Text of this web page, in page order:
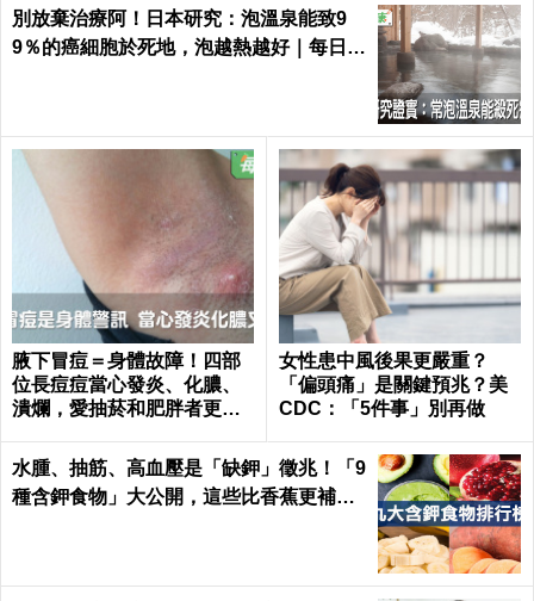
別放棄治療阿！日本研究：泡溫泉能致9
9％的癌細胞於死地，泡越熱越好｜每日健
腋下冒痘＝身體故障！四部
位長痘痘當心發炎、化膿、
潰爛，愛抽菸和肥胖者更要
女性患中風後果更嚴重？
「偏頭痛」是關鍵預兆？美
CDC：「5件事」別再做
水腫、抽筋、高血壓是「缺鉀」徵兆！「9
種含鉀食物」大公開，這些比香蕉更補鉀